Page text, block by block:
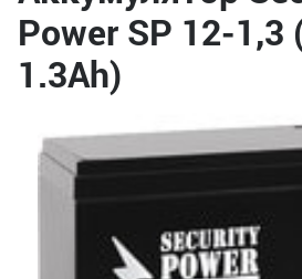
Power SP 12-1,3
1.3Ah)